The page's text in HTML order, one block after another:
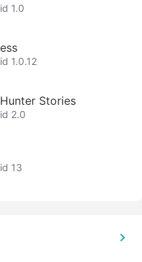
1.0
1.0.12
Stories
2.0
13